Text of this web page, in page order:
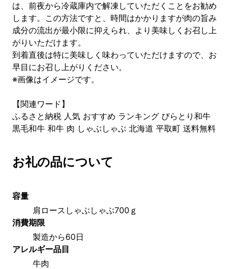
は、前夜から冷蔵庫内で解凍していただくことをお勧め
します。この方法ですと、時間はかかりますが肉の旨み
成分の流出が最小限に抑えられ、より美味しくお召し上
がりいただけます。
到着直後は特に美味しく味わっていただけますので、お
早目にお召し上がりください。
※画像はイメージです。
【関連ワード】
ふるさと納税 人気 おすすめ ランキング びらとり和牛
黒毛和牛 和牛 肉 しゃぶしゃぶ 北海道 平取町 送料無料
お礼の品について
容量
肩ロースしゃぶしゃぶ700ｇ
消費期限
製造から60日
アレルギー品目
牛肉